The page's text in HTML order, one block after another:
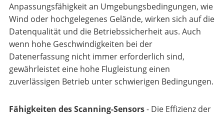
Anpassungsfähigkeit an Umgebungsbedingungen, wie
Wind oder hochgelegenes Gelände, wirken sich auf die
Datenqualität und die Betriebssicherheit aus. Auch
wenn hohe Geschwindigkeiten bei der
Datenerfassung nicht immer erforderlich sind,
gewährleistet eine hohe Flugleistung einen
zuverlässigen Betrieb unter schwierigen Bedingungen.
Fähigkeiten des Scanning-Sensors- Die Effizienz der